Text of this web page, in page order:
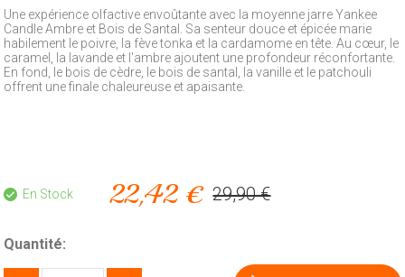
Une expérience olfactive envoûtante avec la moyenne jarre Yankee
Candle Ambre et Bois de Santal. Sa senteur douce et épicée marie
habilement le poivre, la fève tonka et la cardamome en tête. Au cœur, le
caramel, la lavande et l'ambre ajoutent une profondeur réconfortante.
En fond, le bois de cèdre, le bois de santal, la vanille et le patchouli
offrent une finale chaleureuse et apaisante.
En Stock 22,42 € 29,90 €
Quantité: